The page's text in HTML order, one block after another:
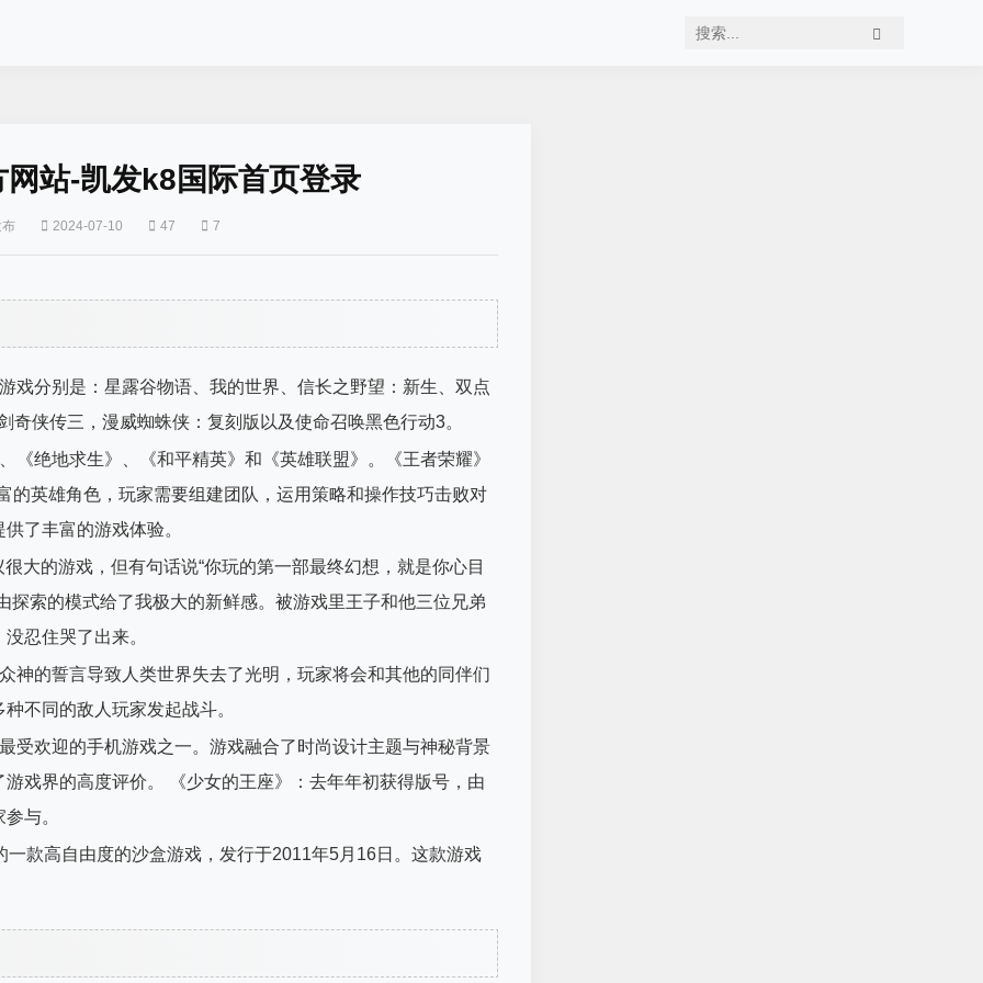
网站-凯发k8国际首页登录
2024-07-10 47 7
戏分别是：星露谷物语、我的世界、信长之野望：新生、双点
侠传三，漫威蜘蛛侠：复刻版以及使命召唤黑色行动3。
绝地求生》、《和平精英》和《英雄联盟》。《王者荣耀》
的英雄角色，玩家需要组建团队，运用策略和操作技巧击败对
了丰富的游戏体验。
大的游戏，但有句话说“你玩的第一部最终幻想，就是你心目
探索的模式给了我极大的新鲜感。被游戏里王子和他三位兄弟
忍住哭了出来。
神的誓言导致人类世界失去了光明，玩家将会和其他的同伴们
不同的敌人玩家发起战斗。
受欢迎的手机游戏之一。游戏融合了时尚设计主题与神秘背景
戏界的高度评价。 《少女的王座》：去年年初获得版号，由
与。
款高自由度的沙盒游戏，发行于2011年5月16日。这款游戏